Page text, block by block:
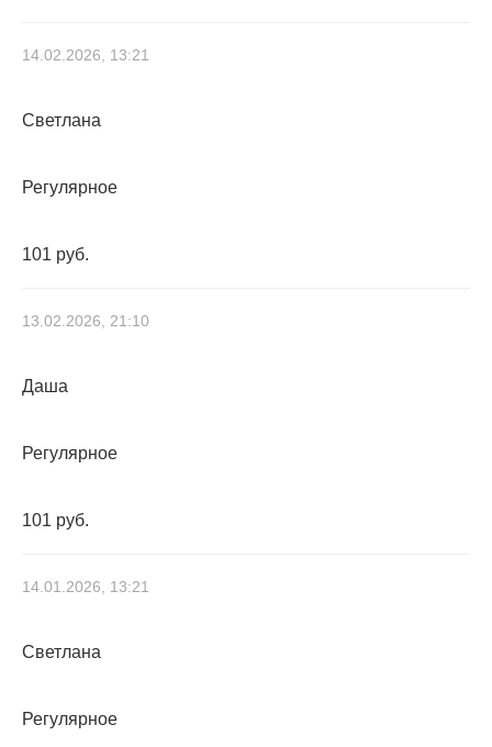
14.02.2026, 13:21
Светлана
Регулярное
101 руб.
13.02.2026, 21:10
Даша
Регулярное
101 руб.
14.01.2026, 13:21
Светлана
Регулярное